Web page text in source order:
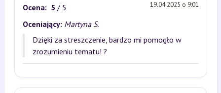
Ocena: 5 / 5 19.04.2025 o 9:01
Oceniający: Martyna S.
Dzięki za streszczenie, bardzo mi pomogło w
zrozumieniu tematu! ?